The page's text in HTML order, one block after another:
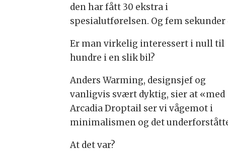
den har fått 30 ekstra i
spesialutførelsen. Og fem sekunder
Er man virkelig interessert i null til
hundre i en slik bil?
Anders Warming, designsjef og
vanligvis svært dyktig, sier at «med
Arcadia Droptail ser vi vågemot i
minimalismen og det
At det var?